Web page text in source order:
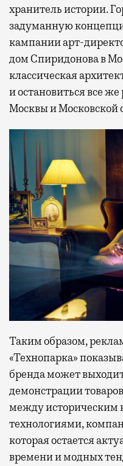
хранитель истории.
задуманную
кампании арт-
дом Спиридонова в
классическая
и остановиться все
Москвы и Московской
Таким образом,
«Технопарка»
бренда может
демонстрации
между историческим
технологиями,
которая остается
времени и модных